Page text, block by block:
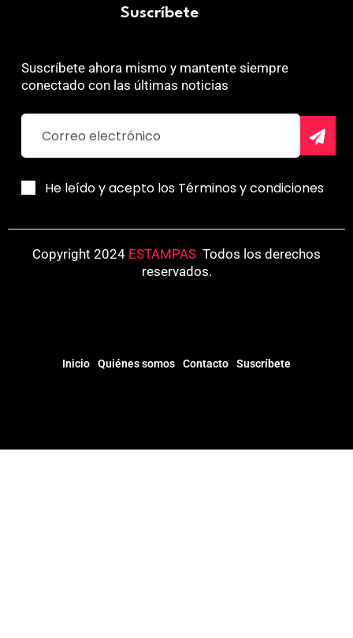
Suscríbete
Suscríbete ahora mismo y mantente siempre
conectado con las últimas noticias
He leído y acepto los Términos y condiciones
Copyright 2024 ESTAMPAS Todos los derechos
reservados.
Inicio Quiénes somos Contacto Suscríbete